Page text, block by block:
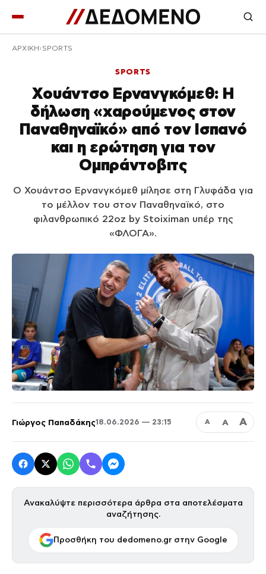
ΑΡΧΙΚΉ SPORTS
SPORTS
Χουάντσο Ερνανγκόμεθ: Η
δήλωση «χαρούμενος στον
Παναθηναϊκό» από τον Ισπανό
και η ερώτηση για τον
Ομπράντοβιτς
Ο Χουάντσο Ερνανγκόμεθ μίλησε στη Γλυφάδα για
το μέλλον του στον Παναθηναϊκό, στο
φιλανθρωπικό 22oz by Stoiximan υπέρ της
«ΦΛΟΓΑ».
Γιώργος Παπαδάκης18.06.2026 — 23:15 Α Α Α
Ανακαλύψτε περισσότερα άρθρα στα αποτελέσματα
αναζήτησης.
Προσθήκη του dedomeno.gr στην Google